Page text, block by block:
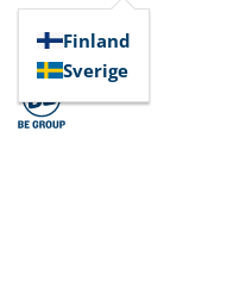
Finland
Sverige